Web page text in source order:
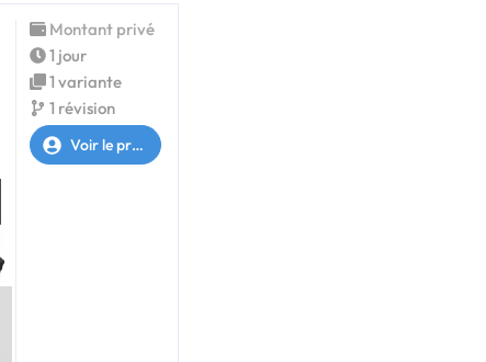
Montant privé
1 jour
1 variante
1 révision
Voir le profil